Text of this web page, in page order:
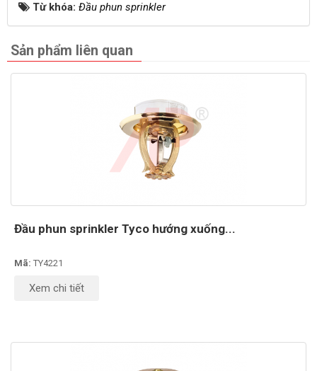
Từ khóa: Đầu phun sprinkler
Sản phẩm liên quan
Đầu phun sprinkler Tyco hướng xuống...
Mã: TY4221
Xem chi tiết